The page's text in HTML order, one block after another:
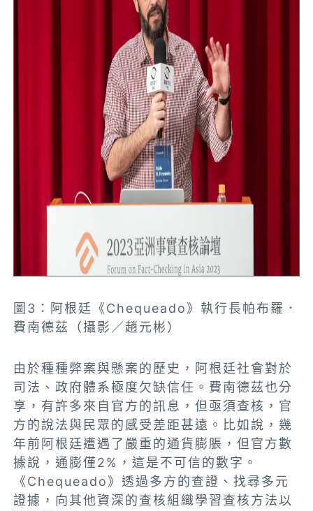
圖3：阿根廷《Chequeado》執行長帕布羅．
費南德茲（攝影／趙元彬）
由於種種弊案與懸案的歷史，阿根廷社會對於
司法、政府體系極度欠缺信任。費南德茲也分
享，有許多來自官方的訊息，但亟須查核，官
方的說法與民眾的感受差距甚遠。比如說，幾
年前阿根廷遭遇了嚴重的通貨膨脹，但官方數
據說，通膨僅2%，這是不可信的數字。
《Chequeado》透過多方的查證、找尋多元
證據，向其他資深的查核組織學習查核方法以